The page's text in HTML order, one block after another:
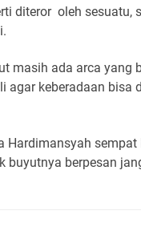
diteror oleh sesuatu,
masih ada arca yang
agar keberadaan bisa
Hardimansyah sempat
buyutnya berpesan